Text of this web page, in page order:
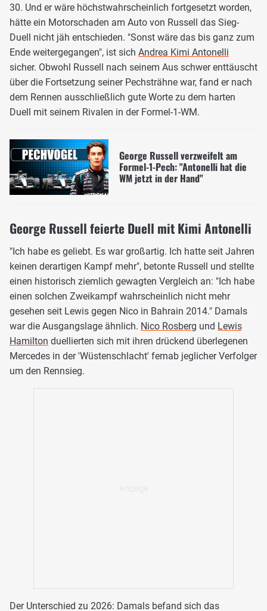
30. Und er wäre höchstwahrscheinlich fortgesetzt worden,
hätte ein Motorschaden am Auto von Russell das Sieg-
Duell nicht jäh entschieden. "Sonst wäre das bis ganz zum
Ende weitergegangen", ist sich Andrea Kimi Antonelli
sicher. Obwohl Russell nach seinem Aus schwer enttäuscht
über die Fortsetzung seiner Pechsträhne war, fand er nach
dem Rennen ausschließlich gute Worte zu dem harten
Duell mit seinem Rivalen in der Formel-1-WM.
George Russell verzweifelt am
Formel-1-Pech: "Antonelli hat die
WM jetzt in der Hand"
George Russell feierte Duell mit Kimi Antonelli
"Ich habe es geliebt. Es war großartig. Ich hatte seit Jahren
keinen derartigen Kampf mehr", betonte Russell und stellte
einen historisch ziemlich gewagten Vergleich an: "Ich habe
einen solchen Zweikampf wahrscheinlich nicht mehr
gesehen seit Lewis gegen Nico in Bahrain 2014." Damals
war die Ausgangslage ähnlich. Nico Rosberg und Lewis
Hamilton duellierten sich mit ihren drückend überlegenen
Mercedes in der 'Wüstenschlacht' fernab jeglicher Verfolger
um den Rennsieg.
Der Unterschied zu 2026: Damals befand sich das